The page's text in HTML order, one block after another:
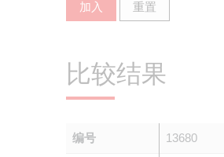
加入 重置
比较结果
编号 13680